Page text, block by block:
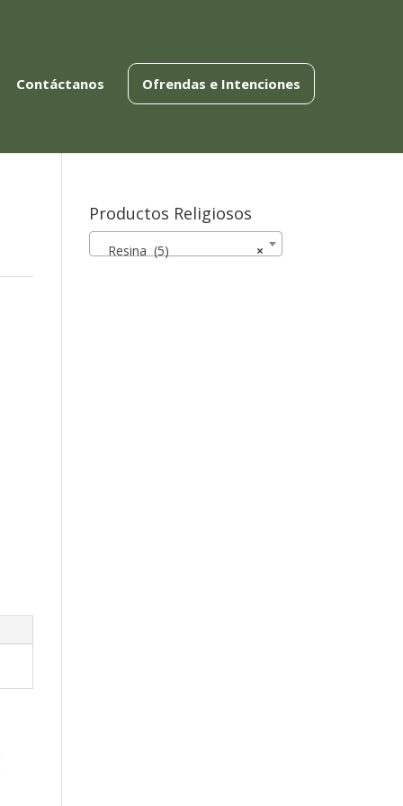
Contáctanos Ofrendas e Intenciones
Productos Religiosos
×
Resina (5)